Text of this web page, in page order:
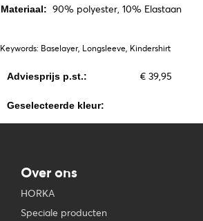
Materiaal: 90% polyester, 10% Elastaan
Keywords: Baselayer, Longsleeve, Kindershirt
Adviesprijs p.st.: € 39,95
Geselecteerde kleur:
Over ons
HORKA
Speciale producten